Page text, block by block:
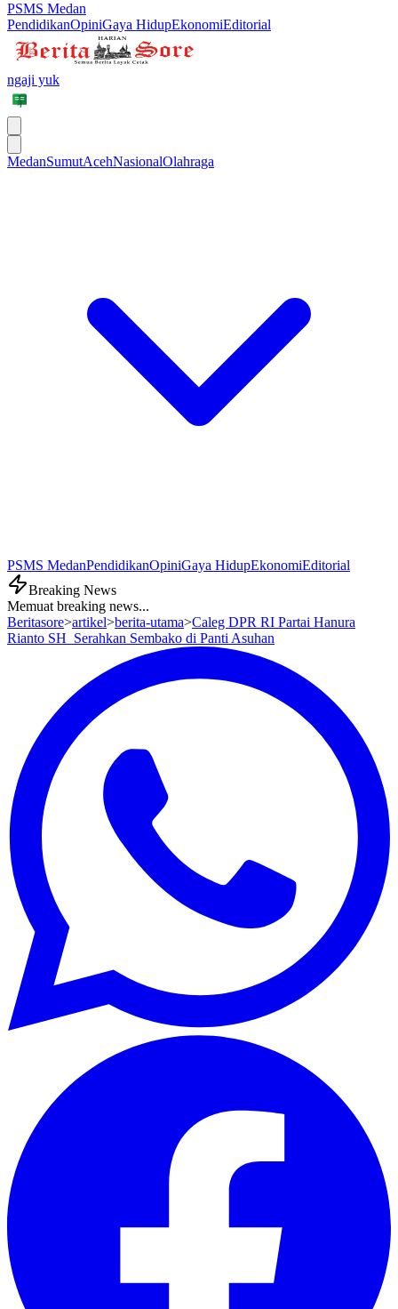
PSMS Medan
PendidikanOpiniGaya HidupEkonomiEditorial
ngaji yuk
MedanSumutAcehNasionalOlahraga
PSMS MedanPendidikanOpiniGaya HidupEkonomiEditorial
Breaking News
Memuat breaking news...
Beritasore>artikel>berita-utama>Caleg DPR RI Partai Hanura
Rianto SH Serahkan Sembako di Panti Asuhan